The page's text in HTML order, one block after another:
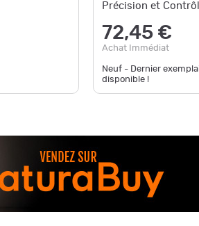
Précision et
72,45 €
Achat Immédiat
Neuf - Dernier
disponible !